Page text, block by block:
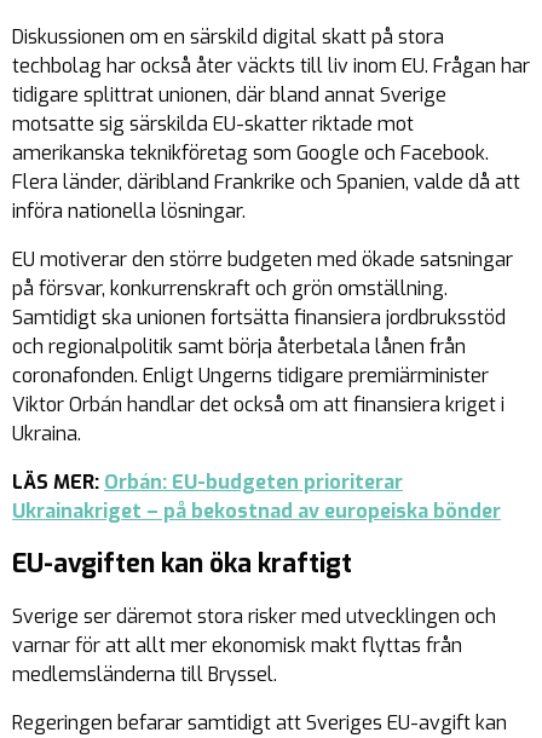
Diskussionen om en särskild digital skatt på stora
techbolag har också åter väckts till liv inom EU. Frågan har
tidigare splittrat unionen, där bland annat Sverige
motsatte sig särskilda EU-skatter riktade mot
amerikanska teknikföretag som Google och Facebook.
Flera länder, däribland Frankrike och Spanien, valde då att
införa nationella lösningar.
EU motiverar den större budgeten med ökade satsningar
på försvar, konkurrenskraft och grön omställning.
Samtidigt ska unionen fortsätta finansiera jordbruksstöd
och regionalpolitik samt börja återbetala lånen från
coronafonden. Enligt Ungerns tidigare premiärminister
Viktor Orbán handlar det också om att finansiera kriget i
Ukraina.
LÄS MER: Orbán: EU-budgeten prioriterar
Ukrainakriget – på bekostnad av europeiska bönder
EU-avgiften kan öka kraftigt
Sverige ser däremot stora risker med utvecklingen och
varnar för att allt mer ekonomisk makt flyttas från
medlemsländerna till Bryssel.
Regeringen befarar samtidigt att Sveriges EU-avgift kan